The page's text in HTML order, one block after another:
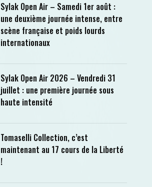
Sylak Open Air – Samedi 1er août :
une deuxième journée intense, entre
scène française et poids lourds
internationaux
Sylak Open Air 2026 – Vendredi 31
juillet : une première journée sous
haute intensité
Tomaselli Collection, c’est
maintenant au 17 cours de la Liberté
!